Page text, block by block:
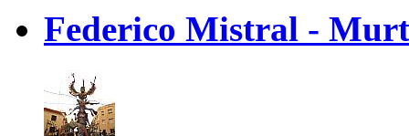
Federico Mistral -